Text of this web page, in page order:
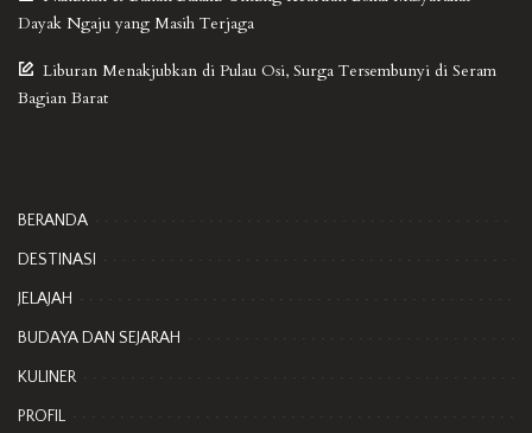
Dayak Ngaju yang Masih Terjaga
Liburan Menakjubkan di Pulau Osi, Surga Tersembunyi di Seram
Bagian Barat
BERANDA
DESTINASI
JELAJAH
BUDAYA DAN SEJARAH
KULINER
PROFIL